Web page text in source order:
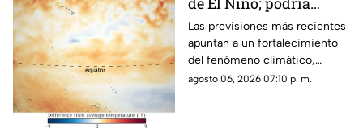
alcanzar intensidad
histórica
Las previsiones más recientes
apuntan a un fortalecimiento
del fenómeno climático,
mientras varios países ya
agosto 06, 2026 07:10 p. m.